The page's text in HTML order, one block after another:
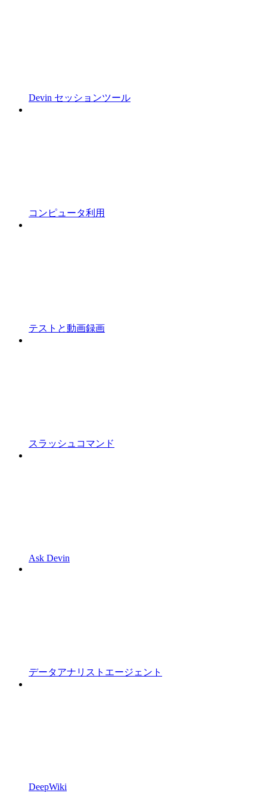
Devin セッションツール
コンピュータ利用
テストと動画録画
スラッシュコマンド
Ask Devin
データアナリストエージェント
DeepWiki